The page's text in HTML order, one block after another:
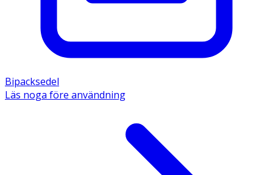
Bipacksedel
Läs noga före användning